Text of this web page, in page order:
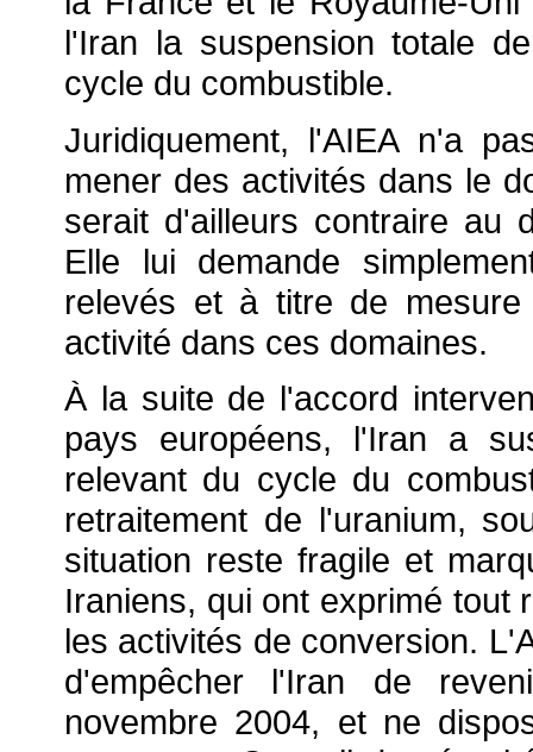
l'Iran la suspension totale
cycle du combustible.
Juridiquement, l'AIEA n'a
mener des activités dans le
serait d'ailleurs contraire au
Elle lui demande
relevés et à titre de
activité dans ces domaines.
À la suite de l'accord
pays européens, l'Iran a
relevant du cycle du
retraitement de l'uranium,
situation reste fragile et
Iraniens, qui ont exprimé tout
les activités de conversion.
d'empêcher l'Iran de
novembre 2004, et ne